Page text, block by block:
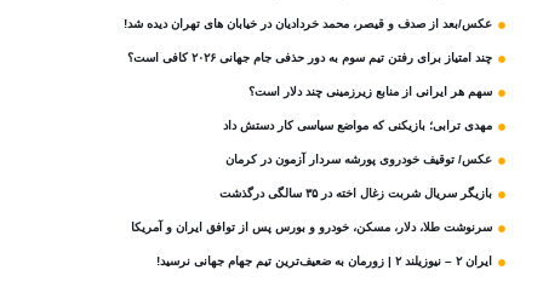
عکس/بعد از صدف و قیصر، محمد خردادیان در خیابان های تهران دیده شد!
چند امتیاز برای رفتن تیم سوم به دور حذفی جام جهانی ۲۰۲۶ کافی است؟
سهم هر ایرانی از منابع زیرزمینی چند دلار است؟
مهدی ترابی؛ بازیکنی که مواضع سیاسی‌ کار دستش داد
عکس/ توقیف خودروی پورشه سردار آزمون در کرمان
بازیگر سریال شربت زغال‌ اخته در ۳۵ سالگی درگذشت
سرنوشت طلا، دلار، مسکن، خودرو و بورس پس از توافق ایران و آمریکا
ایران ۲ – نیوزیلند ۲ | زورمان به ضعیف‌ترین تیم جهام جهانی نرسید!